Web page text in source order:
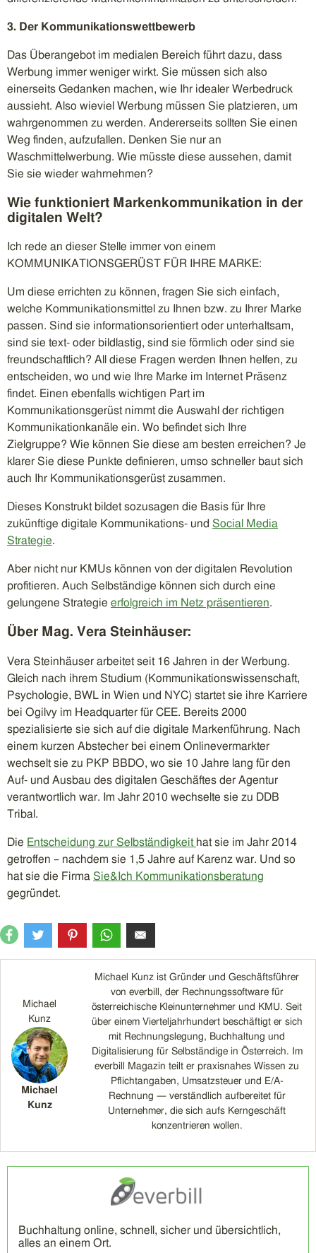
3. Der Kommunikationswettbewerb
Das Überangebot im medialen Bereich führt dazu, dass
Werbung immer weniger wirkt. Sie müssen sich also
einerseits Gedanken machen, wie Ihr idealer Werbedruck
aussieht. Also wieviel Werbung müssen Sie platzieren, um
wahrgenommen zu werden. Andererseits sollten Sie einen
Weg finden, aufzufallen. Denken Sie nur an
Waschmittelwerbung. Wie müsste diese aussehen, damit
Sie sie wieder wahrnehmen?
Wie funktioniert Markenkommunikation in der
digitalen Welt?
Ich rede an dieser Stelle immer von einem
KOMMUNIKATIONSGERÜST FÜR IHRE MARKE:
Um diese errichten zu können, fragen Sie sich einfach,
welche Kommunikationsmittel zu Ihnen bzw. zu Ihrer Marke
passen. Sind sie informationsorientiert oder unterhaltsam,
sind sie text- oder bildlastig, sind sie förmlich oder sind sie
freundschaftlich? All diese Fragen werden Ihnen helfen, zu
entscheiden, wo und wie Ihre Marke im Internet Präsenz
findet. Einen ebenfalls wichtigen Part im
Kommunikationsgerüst nimmt die Auswahl der richtigen
Kommunikationkanäle ein. Wo befindet sich Ihre
Zielgruppe? Wie können Sie diese am besten erreichen? Je
klarer Sie diese Punkte definieren, umso schneller baut sich
auch Ihr Kommunikationsgerüst zusammen.
Dieses Konstrukt bildet sozusagen die Basis für Ihre
zukünftige digitale Kommunikations- und Social Media
Strategie.
Aber nicht nur KMUs können von der digitalen Revolution
profitieren. Auch Selbständige können sich durch eine
gelungene Strategie erfolgreich im Netz präsentieren.
Über Mag. Vera Steinhäuser:
Vera Steinhäuser arbeitet seit 16 Jahren in der Werbung.
Gleich nach ihrem Studium (Kommunikationswissenschaft,
Psychologie, BWL in Wien und NYC) startet sie ihre Karriere
bei Ogilvy im Headquarter für CEE. Bereits 2000
spezialisierte sie sich auf die digitale Markenführung. Nach
einem kurzen Abstecher bei einem Onlinevermarkter
wechselt sie zu PKP BBDO, wo sie 10 Jahre lang für den
Auf- und Ausbau des digitalen Geschäftes der Agentur
verantwortlich war. Im Jahr 2010 wechselte sie zu DDB
Tribal.
Die Entscheidung zur Selbständigkeit hat sie im Jahr 2014
getroffen – nachdem sie 1,5 Jahre auf Karenz war. Und so
hat sie die Firma Sie&Ich Kommunikationsberatung
gegründet.
Michael
Kunz
Michael
Kunz
Michael Kunz ist Gründer und Geschäftsführer
von everbill, der Rechnungssoftware für
österreichische Kleinunternehmer und KMU. Seit
über einem Vierteljahrhundert beschäftigt er sich
mit Rechnungslegung, Buchhaltung und
Digitalisierung für Selbständige in Österreich. Im
everbill Magazin teilt er praxisnahes Wissen zu
Pflichtangaben, Umsatzsteuer und E/A-
Rechnung — verständlich aufbereitet für
Unternehmer, die sich aufs Kerngeschäft
konzentrieren wollen.
Buchhaltung online, schnell, sicher und übersichtlich,
alles an einem Ort.